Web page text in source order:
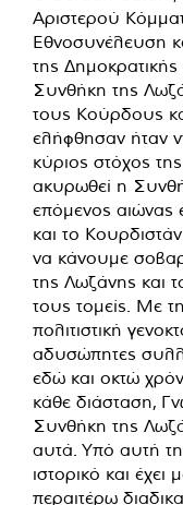
Αριστερού
Εθνοσυνέλευση
της Δημοκρατικής
Συνθήκη της
τους Κούρδους
ελήφθησαν ήταν
κύριος στόχος
ακυρωθεί η
επόμενος αιώνας
και το
να κάνουμε
της Λωζάνης και
τους τομείς. Με
πολιτιστική
αδυσώπητες
εδώ και οκτώ
κάθε διάσταση,
Συνθήκη της
αυτά. Υπό αυτή
ιστορικό και
περαιτέρω